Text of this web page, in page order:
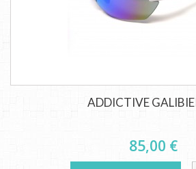
ADDICTIVE
85,00 €